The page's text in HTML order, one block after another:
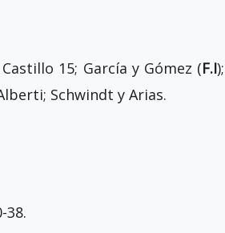
15; García y Gómez (F.I);
Schwindt y Arias.
38.